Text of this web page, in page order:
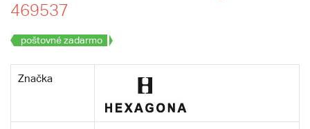
469537
poštovné zadarmo
Značka